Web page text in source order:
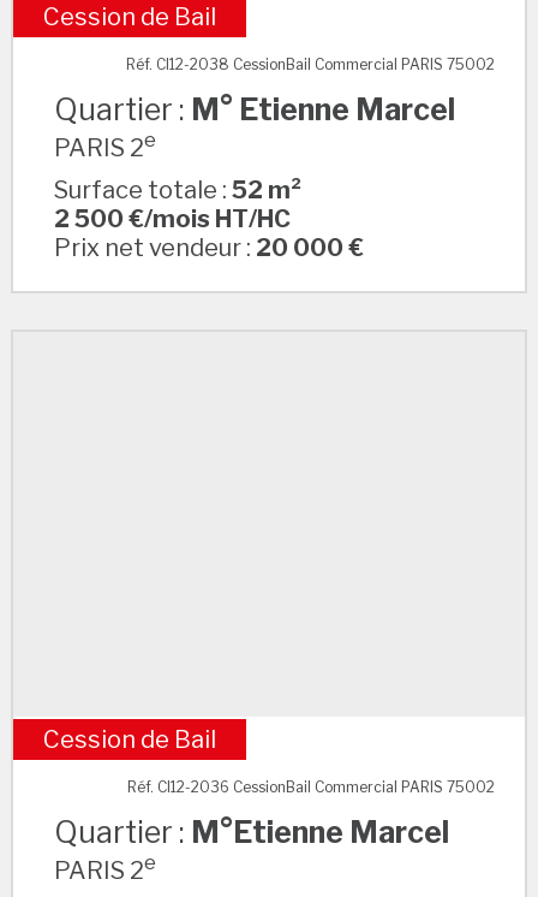
M° Etienne Marcel
Cession de Bail
Réf. CI12-2038 CessionBail Commercial PARIS 75002
Quartier : M° Etienne Marcel
PARIS 2e
Surface totale :52 m²
2 500 €/mois HT/HC
Prix net vendeur : 20 000 €
M°Etienne Marcel
Cession de Bail
Réf. CI12-2036 CessionBail Commercial PARIS 75002
Quartier : M°Etienne Marcel
PARIS 2e